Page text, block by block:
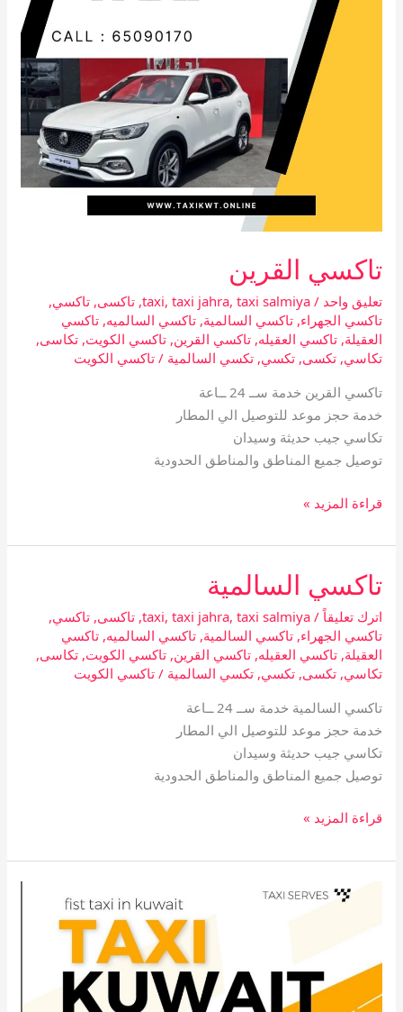
تاكسي القرين
تعليق واحد /
taxi, taxi jahra, taxi salmiya
,تاكسى,تاكسي,
تاكسي الجهراء,تاكسي السالمية,تاكسي السالميه,تاكسي
العقيلة,تاكسي العقيله,تاكسي القرين,تاكسي الكويت,تكاسى,
تكاسي,تكسى,تكسي,تكسي السالمية /تاكسي الكويت
تاكسي القرين خدمة ســ 24 ــاعة
خدمة حجز موعد للتوصيل الي المطار
تكاسي جيب حديثة وسيدان
توصيل جميع المناطق والمناطق الحدودية
قراءة المزيد »
تاكسي السالمية
اترك تعليقاً /
taxi, taxi jahra, taxi salmiya
,تاكسى,تاكسي,
تاكسي الجهراء,تاكسي السالمية,تاكسي السالميه,تاكسي
العقيلة,تاكسي العقيله,تاكسي القرين,تاكسي الكويت,تكاسى,
تكاسي,تكسى,تكسي,تكسي السالمية /تاكسي الكويت
تاكسي السالمية خدمة ســ 24 ــاعة
خدمة حجز موعد للتوصيل الي المطار
تكاسي جيب حديثة وسيدان
توصيل جميع المناطق والمناطق الحدودية
تاكسي
السالمية
قراءة المزيد »
65090170